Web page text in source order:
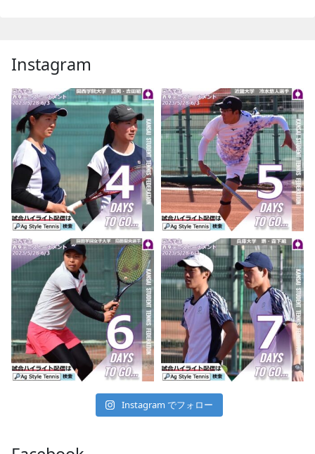
Instagram
Instagram でフォロー